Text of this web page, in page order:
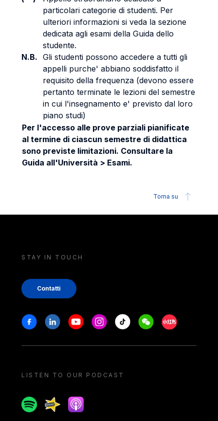
particolari categorie di studenti. Per
ulteriori informazioni si veda la sezione
dedicata agli esami della Guida dello
studente.
N.B. Gli studenti possono accedere a tutti gli
appelli purche' abbiano soddisfatto il
requisito della frequenza (devono essere
pertanto terminate le lezioni del semestre
in cui l'insegnamento e' previsto dal loro
piano studi)
Per l'accesso alle prove parziali pianificate
al termine di ciascun semestre di didattica
sono previste limitazioni. Consultare la
Guida all'Università > Esami.
Torna su
STAY IN TOUCH
Contatti
Stay in touch
FacebookLinkedinYoutubeInstagram
Tiktok WeechatXiaohongshu/
LISTEN TO OUR PODCAST
SpotifySpreakerApple podcast